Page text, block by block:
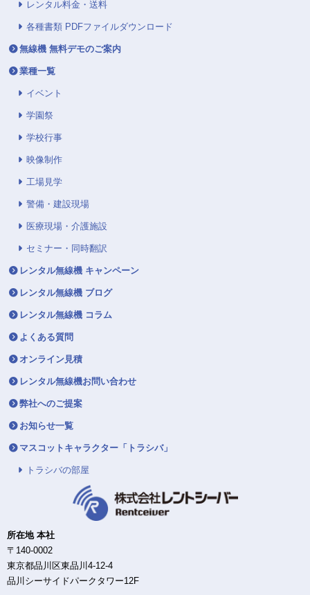
レンタル料金・送料
各種書類 PDFファイルダウンロード
無線機 無料デモのご案内
業種一覧
イベント
学園祭
学校行事
映像制作
工場見学
警備・建設現場
医療現場・介護施設
セミナー・同時翻訳
レンタル無線機 キャンペーン
レンタル無線機 ブログ
レンタル無線機 コラム
よくある質問
オンライン見積
レンタル無線機お問い合わせ
弊社へのご提案
お知らせ一覧
マスコットキャラクター「トラシバ」
トラシバの部屋
所在地 本社
〒140-0002
東京都品川区東品川4-12-4
品川シーサイドパークタワー12F